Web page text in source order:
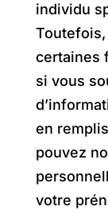
individu
certaines
si vous
en
pouvez
votre